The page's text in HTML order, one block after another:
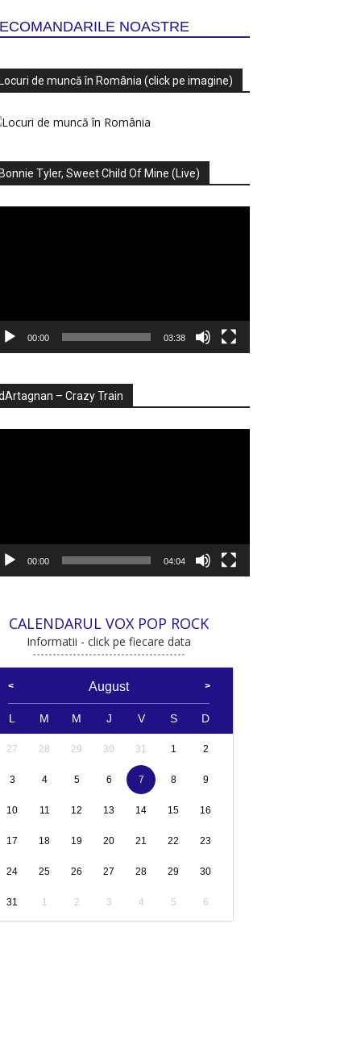
NOASTRE
Locuri de muncă în România (click pe imagine)
Bonnie Tyler, Sweet Child Of Mine (Live)
00:00 03:38
– Crazy Train
00:00 04:04
CALENDARUL VOX POP ROCK
Informatii - click pe fiecare data
August
L M M J V S D
27 28 29 30 31 1 2
3 4 5 6 7 8 9
10 11 12 13 14 15 16
17 18 19 20 21 22 23
24 25 26 27 28 29 30
31 1 2 3 4 5 6